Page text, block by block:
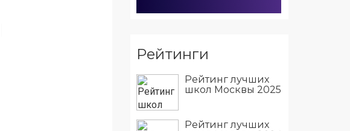
Рейтинги
Рейтинг лучших
школ Москвы 2025
Рейтинг лучших